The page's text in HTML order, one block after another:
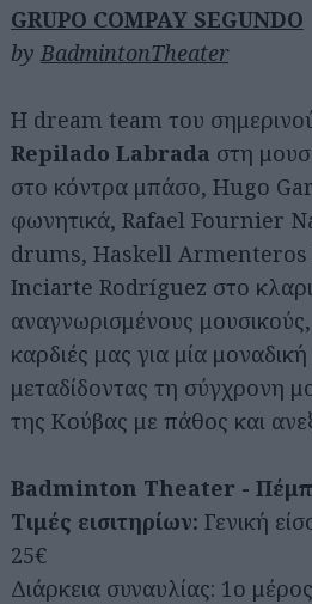
GRUPO COMPAY SEGUNDO
by BadmintonTheater
Η dream team του
Repilado Labrada στη
στο κόντρα μπάσο, Hugo
φωνητικά, Rafael Fournier
drums, Haskell Armenteros
Inciarte Rodríguez στο
αναγνωρισμένους μουσικούς,
καρδιές μας για μία
μεταδίδοντας τη σύγχρονη
της Κούβας με πάθος και
Badminton Theater -
Τιμές εισιτηρίων: Γενική
25€
Διάρκεια συναυλίας: 1ο